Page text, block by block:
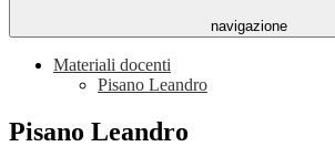
navigazione
Materiali docenti
Pisano Leandro
Pisano Leandro